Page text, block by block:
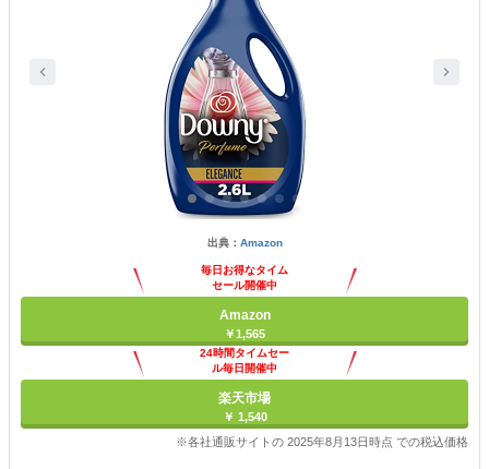
出典： Amazon
毎日お得なタイム
セール開催中
Amazon
￥1,565
24時間タイムセー
ル毎日開催中
楽天市場
￥ 1,540
※各社通販サイトの 2025年8月13日時点 での税込価格